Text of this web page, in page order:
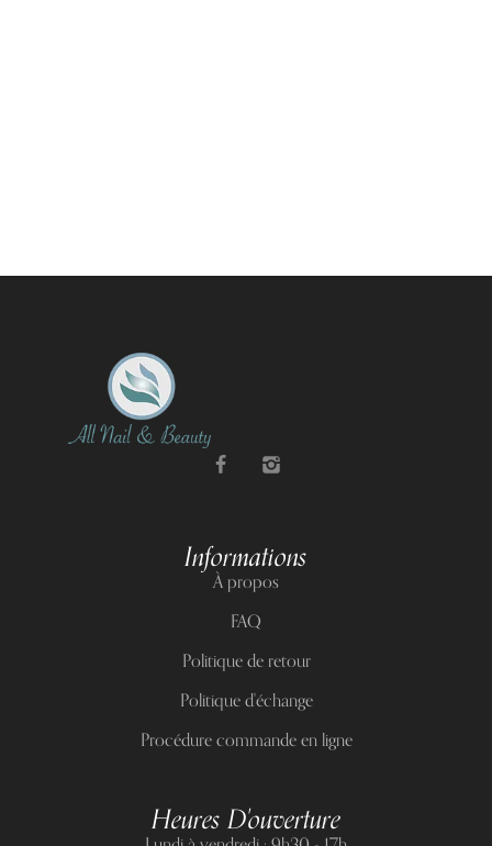
Informations
À propos
FAQ
Politique de retour
Politique d'échange
Procédure commande en ligne
Heures D'ouverture